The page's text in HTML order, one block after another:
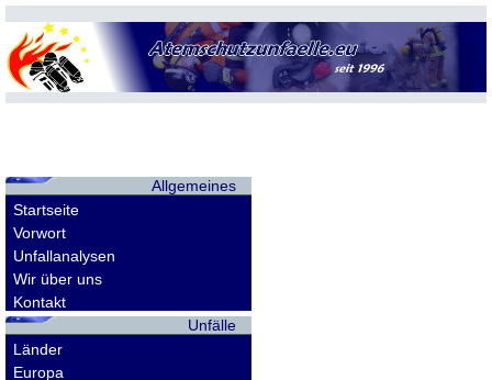
Allgemeines
Startseite
Vorwort
Unfallanalysen
Wir über uns
Kontakt
Unfälle
Länder
Europa